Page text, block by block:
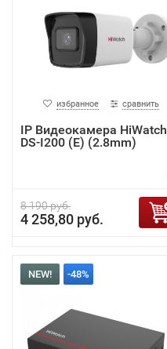
избранное сравнить
IP Видеокамера HiWatch
DS-I200 (E) (2.8mm)
8 190 руб.
4 258,80 руб.
NEW! -48%